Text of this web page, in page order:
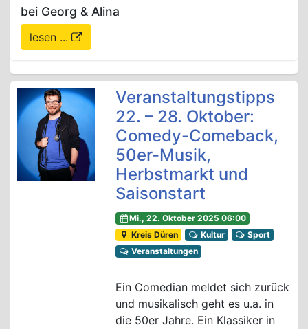
bei Georg & Alina
lesen ...
Veranstaltungstipps
22. – 28. Oktober:
Comedy-Comeback,
50er-Musik,
Herbstmarkt und
Saisonstart
Mi., 22. Oktober 2025 06:00
Kreis Düren
Kultur
Sport
Veranstaltungen
Ein Comedian meldet sich zurück
und musikalisch geht es u.a. in
die 50er Jahre. Ein Klassiker in